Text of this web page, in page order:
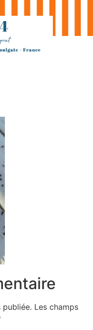
publiée. Les champs